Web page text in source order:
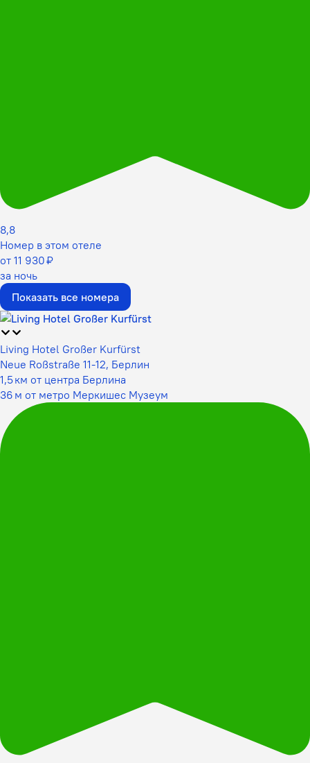
8,8
Номер в этом отеле
от 11 930 ₽
за ночь
Показать все номера
Living Hotel Großer Kurfürst
Neue Roßstraße 11-12, Берлин
1,5 км от центра Берлина
36 м от метро Меркишес Музеум